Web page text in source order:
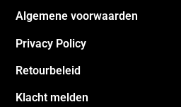
Algemene voorwaarden
Privacy Policy
Retourbeleid
Klacht melden